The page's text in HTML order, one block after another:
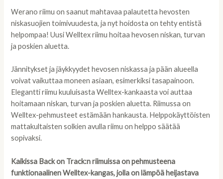
Werano riimu on saanut mahtavaa palautetta hevosten
niskasuojien toimivuudesta, ja nyt hoidosta on tehty entistä
helpompaa! Uusi Welltex riimu hoitaa hevosen niskan, turvan
ja poskien aluetta.
Jännitykset ja jäykkyydet hevosen niskassa ja pään alueella
voivat vaikuttaa moneen asiaan, esimerkiksi tasapainoon.
Elegantti riimu kuuluisasta Welltex-kankaasta voi auttaa
hoitamaan niskan, turvan ja poskien aluetta. Riimussa on
Welltex-pehmusteet estämään hankausta. Helppokäyttöisten
mattakultaisten solkien avulla riimu on helppo säätää
sopivaksi.
Kaikissa Back on Track:n riimuissa on pehmusteena
funktionaalinen Welltex-kangas, jolla on lämpöä heijastava